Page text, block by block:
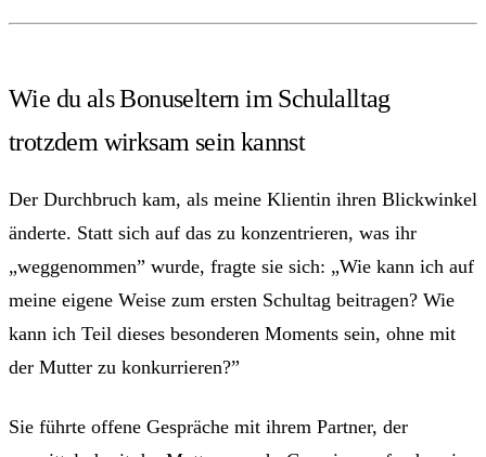
Wie du als Bonuseltern im Schulalltag
trotzdem wirksam sein kannst
Der Durchbruch kam, als meine Klientin ihren Blickwinkel
änderte. Statt sich auf das zu konzentrieren, was ihr
„weggenommen” wurde, fragte sie sich: „Wie kann ich auf
meine eigene Weise zum ersten Schultag beitragen? Wie
kann ich Teil dieses besonderen Moments sein, ohne mit
der Mutter zu konkurrieren?”
Sie führte offene Gespräche mit ihrem Partner, der